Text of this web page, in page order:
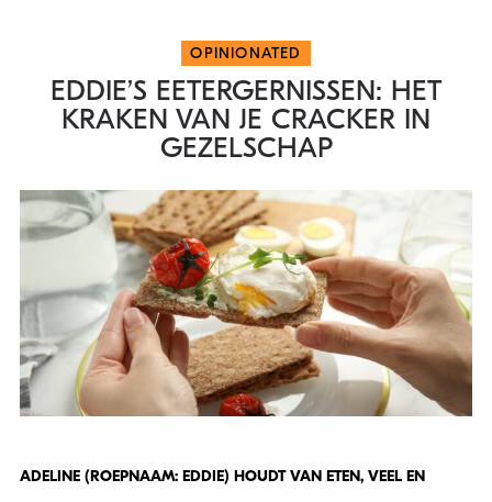
OPINIONATED
EDDIE’S EETERGERNISSEN: HET
KRAKEN VAN JE CRACKER IN
GEZELSCHAP
ADELINE (ROEPNAAM: EDDIE) HOUDT VAN ETEN, VEEL EN